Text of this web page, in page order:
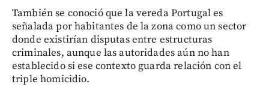
También se conoció que la vereda Portugal es
señalada por habitantes de la zona como un sector
donde existirían disputas entre estructuras
criminales, aunque las autoridades aún no han
establecido si ese contexto guarda relación con el
triple homicidio.